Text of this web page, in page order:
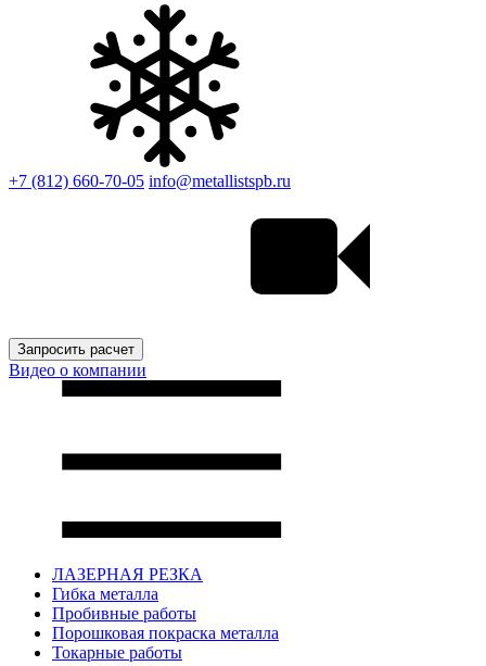
+7 (812) 660-70-05 info@metallistspb.ru
Запросить расчет
Видео о компании
ЛАЗЕРНАЯ РЕЗКА
Гибка металла
Пробивные работы
Порошковая покраска металла
Токарные работы